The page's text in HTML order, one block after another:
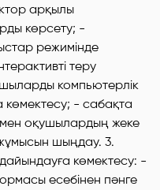
арқылы
көрсету; -
режимінде
теру
компьютерлік
көмектесу; - сабақта
оқушылардың жеке
шыңдау. 3.
көмектесу: -
есебінен пәнге